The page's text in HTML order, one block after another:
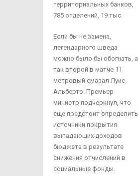
территориальных банков,
785 отделений, 19 тыс.
Если бы не замена,
легендарного шведа
можно было бы обогнать, а
так второй в матче 11-
метровый смазал Луис
Альберто. Премьер-
министр подчеркнул, что
еще предстоит определить
источники покрытия
выпадающих доходов
бюджета в результате
снижения отчислений в
социальные фонды.